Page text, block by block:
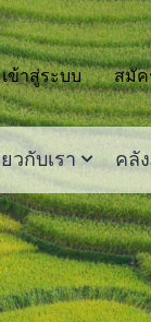
สมัค
เข้าสู่ระบบ
วกับเรา คลั